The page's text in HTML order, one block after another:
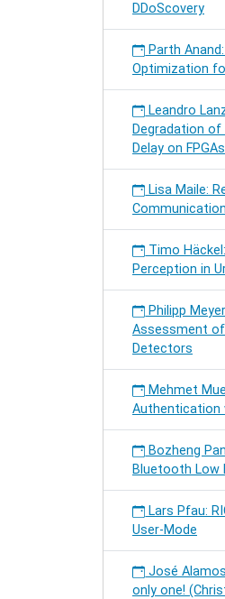
DDoScovery
Parth
Optimization
Leandro
Degradation
Delay on FPGAs
Lisa Maile:
Timo
Perception in
Philipp
Assessment
Detectors
Mehmet
Authentication
Bozheng
Bluetooth Low
Lars Pfau:
User-Mode
José
only one!